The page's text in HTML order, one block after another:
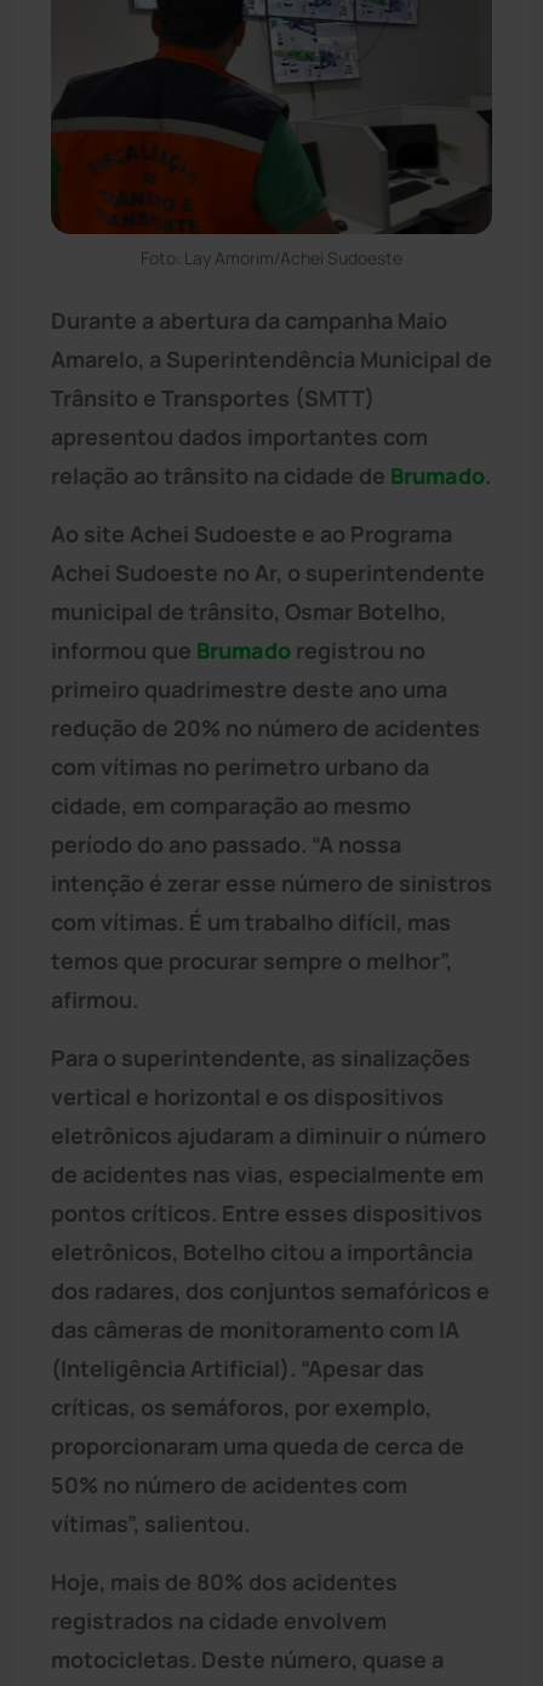
Foto: Lay Amorim/Achei Sudoeste
Durante a abertura da campanha Maio
Amarelo, a Superintendência Municipal de
Trânsito e Transportes (SMTT)
apresentou dados importantes com
relação ao trânsito na cidade de Brumado.
Ao site Achei Sudoeste e ao Programa
Achei Sudoeste no Ar, o superintendente
municipal de trânsito, Osmar Botelho,
informou que Brumado registrou no
primeiro quadrimestre deste ano uma
redução de 20% no número de acidentes
com vítimas no perímetro urbano da
cidade, em comparação ao mesmo
período do ano passado. “A nossa
intenção é zerar esse número de sinistros
com vítimas. É um trabalho difícil, mas
temos que procurar sempre o melhor”,
afirmou.
Para o superintendente, as sinalizações
vertical e horizontal e os dispositivos
eletrônicos ajudaram a diminuir o número
de acidentes nas vias, especialmente em
pontos críticos. Entre esses dispositivos
eletrônicos, Botelho citou a importância
dos radares, dos conjuntos semafóricos e
das câmeras de monitoramento com IA
(Inteligência Artificial). “Apesar das
críticas, os semáforos, por exemplo,
proporcionaram uma queda de cerca de
50% no número de acidentes com
vítimas”, salientou.
Hoje, mais de 80% dos acidentes
registrados na cidade envolvem
motocicletas. Deste número, quase a